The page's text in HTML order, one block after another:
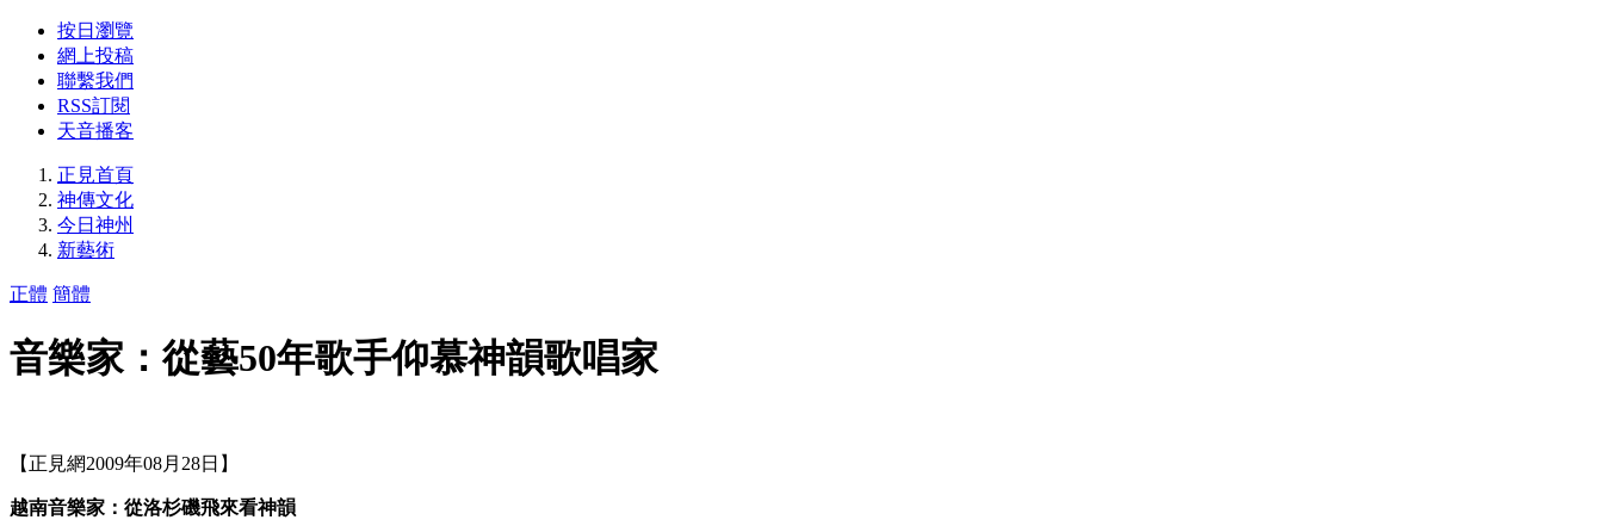
按日瀏覽
網上投稿
聯繫我們
RSS訂閱
天音播客
正見首頁
神傳文化
今日神州
新藝術
正體 簡體
音樂家：從藝50年歌手仰慕神韻歌唱家
【正見網2009年08月28日】
越南音樂家：從洛杉磯飛來看神韻